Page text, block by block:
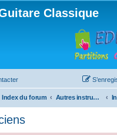
Classique
Index du forum Autres instruments à cordes pincées, ou styles